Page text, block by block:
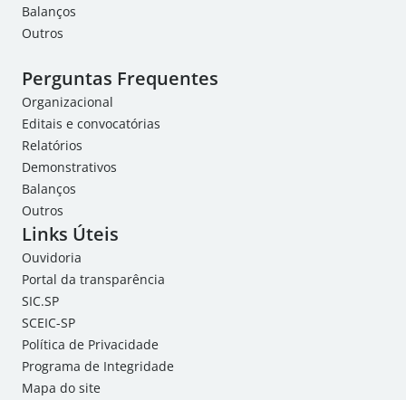
Balanços
Outros
Perguntas Frequentes
Organizacional
Editais e convocatórias
Relatórios
Demonstrativos
Balanços
Outros
Links Úteis
Ouvidoria
Portal da transparência
SIC.SP
SCEIC-SP
Política de Privacidade
Programa de Integridade
Mapa do site